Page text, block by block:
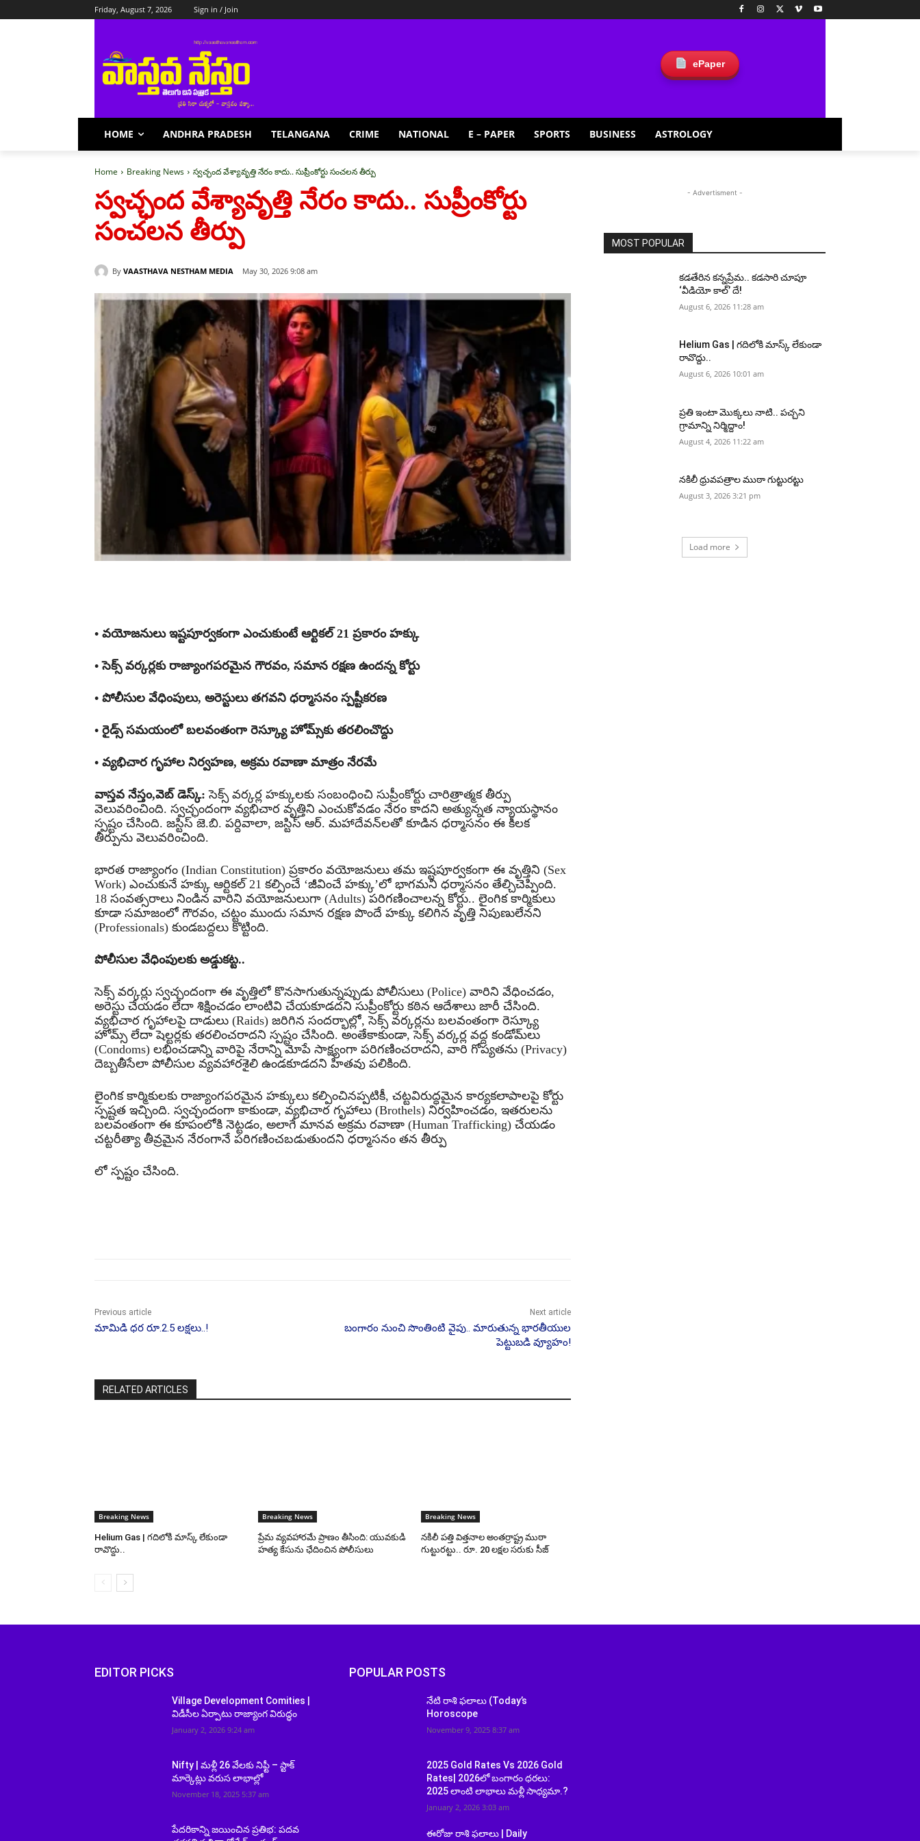
Friday, August 7, 2026 Sign in / Join
ePaper
HOME ANDHRA PRADESH TELANGANA CRIME NATIONAL E – PAPER SPORTS BUSINESS ASTROLOGY
Home Breaking News స్వచ్ఛంద వేశ్యావృత్తి నేరం కాదు.. సుప్రీంకోర్టు సంచలన తీర్పు
స్వచ్ఛంద వేశ్యావృత్తి నేరం కాదు.. సుప్రీంకోర్టు
సంచలన తీర్పు
By VAASTHAVA NESTHAM MEDIA May 30, 2026 9:08 am
• వయోజనులు ఇష్టపూర్వకంగా ఎంచుకుంటే ఆర్టికల్ 21 ప్రకారం హక్కు
• సెక్స్ వర్కర్లకు రాజ్యాంగపరమైన గౌరవం, సమాన రక్షణ ఉందన్న కోర్టు
• పోలీసుల వేధింపులు, అరెస్టులు తగవని ధర్మాసనం స్పష్టీకరణ
• రైడ్స్ సమయంలో బలవంతంగా రెస్క్యూ హోమ్స్‌కు తరలించొద్దు
• వ్యభిచార గృహాల నిర్వహణ, అక్రమ రవాణా మాత్రం నేరమే
వాస్తవ నేస్తం,వెబ్ డెస్క్: సెక్స్ వర్కర్ల హక్కులకు సంబంధించి సుప్రీంకోర్టు చారిత్రాత్మక తీర్పు
వెలువరించింది. స్వచ్ఛందంగా వ్యభిచార వృత్తిని ఎంచుకోవడం నేరం కాదని అత్యున్నత న్యాయస్థానం
స్పష్టం చేసింది. జస్టిస్ జె.బి. పర్దివాలా, జస్టిస్ ఆర్. మహాదేవన్‌లతో కూడిన ధర్మాసనం ఈ కీలక
తీర్పును వెలువరించింది.
భారత రాజ్యాంగం (Indian Constitution) ప్రకారం వయోజనులు తమ ఇష్టపూర్వకంగా ఈ వృత్తిని (Sex
Work) ఎంచుకునే హక్కు ఆర్టికల్ 21 కల్పించే ‘జీవించే హక్కు’లో భాగమని ధర్మాసనం తేల్చిచెప్పింది.
18 సంవత్సరాలు నిండిన వారిని వయోజనులుగా (Adults) పరిగణించాలన్న కోర్టు.. లైంగిక కార్మికులు
కూడా సమాజంలో గౌరవం, చట్టం ముందు సమాన రక్షణ పొందే హక్కు కలిగిన వృత్తి నిపుణులేనని
(Professionals) కుండబద్దలు కొట్టింది.
పోలీసుల వేధింపులకు అడ్డుకట్ట..
సెక్స్ వర్కర్లు స్వచ్ఛందంగా ఈ వృత్తిలో కొనసాగుతున్నప్పుడు పోలీసులు (Police) వారిని వేధించడం,
అరెస్టు చేయడం లేదా శిక్షించడం లాంటివి చేయకూడదని సుప్రీంకోర్టు కఠిన ఆదేశాలు జారీ చేసింది.
వ్యభిచార గృహాలపై దాడులు (Raids) జరిగిన సందర్భాల్లో, సెక్స్ వర్కర్లను బలవంతంగా రెస్క్యూ
హోమ్స్ లేదా షెల్టర్లకు తరలించరాదని స్పష్టం చేసింది. అంతేకాకుండా, సెక్స్ వర్కర్ల వద్ద కండోమ్‌లు
(Condoms) లభించడాన్ని వారిపై నేరాన్ని మోపే సాక్ష్యంగా పరిగణించరాదని, వారి గోప్యతను (Privacy)
దెబ్బతీసేలా పోలీసుల వ్యవహారశైలి ఉండకూడదని హితవు పలికింది.
లైంగిక కార్మికులకు రాజ్యాంగపరమైన హక్కులు కల్పించినప్పటికీ, చట్టవిరుద్ధమైన కార్యకలాపాలపై కోర్టు
స్పష్టత ఇచ్చింది. స్వచ్ఛందంగా కాకుండా, వ్యభిచార గృహాలు (Brothels) నిర్వహించడం, ఇతరులను
బలవంతంగా ఈ కూపంలోకి నెట్టడం, అలాగే మానవ అక్రమ రవాణా (Human Trafficking) చేయడం
చట్టరీత్యా తీవ్రమైన నేరంగానే పరిగణించబడుతుందని ధర్మాసనం తన తీర్పు
లో స్పష్టం చేసింది.
Previous article
మామిడి ధర రూ.2.5 లక్షలు..!
Next article
బంగారం నుంచి సొంతింటి వైపు.. మారుతున్న భారతీయుల
పెట్టుబడి వ్యూహం!
RELATED ARTICLES
Breaking News
Helium Gas | గదిలోకి మాస్క్ లేకుండా
రావొద్దు..
Breaking News
ప్రేమ వ్యవహారమే ప్రాణం తీసింది: యువకుడి
హత్య కేసును ఛేదించిన పోలీసులు
Breaking News
నకిలీ పత్తి విత్తనాల అంతర్రాష్ట్ర ముఠా
గుట్టురట్టు.. రూ. 20 లక్షల సరుకు సీజ్
- Advertisment -
MOST POPULAR
కడతేరిన కన్నప్రేమ.. కడసారి చూపూ
‘వీడియో కాల్’ దే!
August 6, 2026 11:28 am
Helium Gas | గదిలోకి మాస్క్ లేకుండా
రావొద్దు..
August 6, 2026 10:01 am
ప్రతి ఇంటా మొక్కలు నాటి.. పచ్చని
గ్రామాన్ని నిర్మిద్దాం!
August 4, 2026 11:22 am
నకిలీ ధ్రువపత్రాల ముఠా గుట్టురట్టు
August 3, 2026 3:21 pm
Load more
EDITOR PICKS
Village Development Comities |
విడీసీల ఏర్పాటు రాజ్యాంగ విరుద్ధం
January 2, 2026 9:24 am
Nifty | మళ్లీ 26 వేలకు నిఫ్టీ – స్టాక్
మార్కెట్లు వరుస లాభాల్లో
November 18, 2025 5:37 am
పేదరికాన్ని జయించిన ప్రతిభ: పదవ
POPULAR POSTS
నేటి రాశి ఫలాలు (Today’s
Horoscope
November 9, 2025 8:37 am
2025 Gold Rates Vs 2026 Gold
Rates| 2026లో బంగారం ధరలు:
2025 లాంటి లాభాలు మళ్లీ సాధ్యమా.?
January 2, 2026 3:03 am
ఈరోజు రాశి ఫలాలు | Daily